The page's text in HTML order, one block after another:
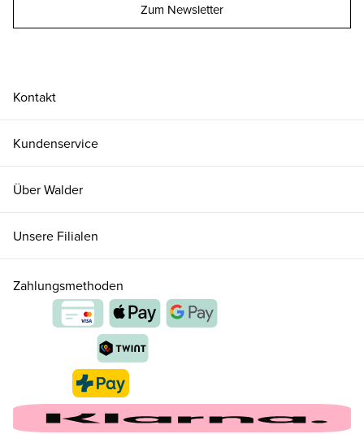
Kontakt
Kundenservice
Über Walder
Unsere Filialen
Zum Newsletter
Zahlungsmethoden